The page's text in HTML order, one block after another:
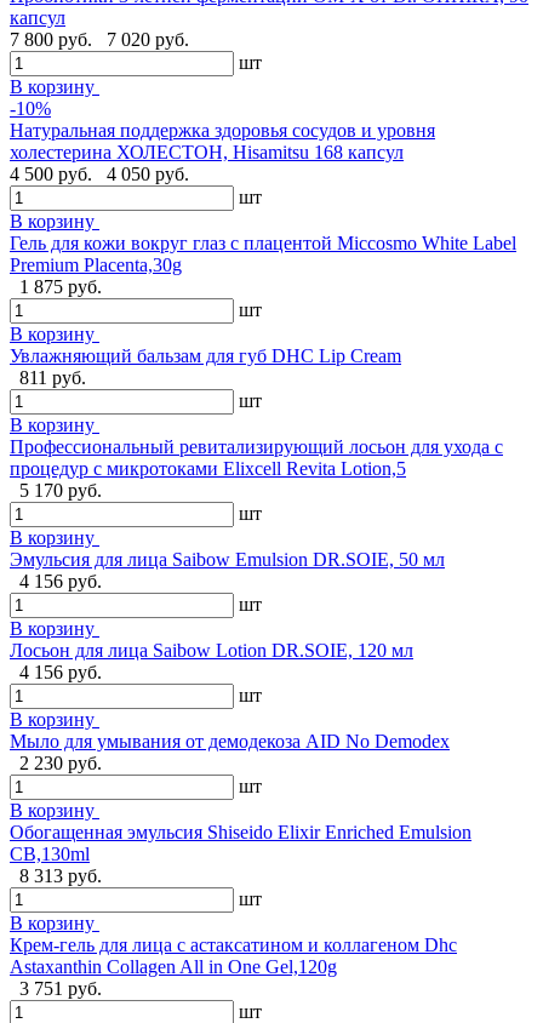
капсул
7 800 руб.
7 020 руб.
шт
В корзину
-10%
Натуральная поддержка здоровья сосудов и уровня
холестерина ХОЛЕСТОН, Hisamitsu 168 капсул
4 500 руб.
4 050 руб.
шт
В корзину
Гель для кожи вокруг глаз с плацентой Miccosmo White Label
Premium Placenta,30g
1 875 руб.
шт
В корзину
Увлажняющий бальзам для губ DHC Lip Cream
811 руб.
шт
В корзину
Профессиональный ревитализирующий лосьон для ухода с
процедур с микротоками Elixcell Revita Lotion,5
5 170 руб.
шт
В корзину
Эмульсия для лица Saibow Emulsion DR.SOIE, 50 мл
4 156 руб.
шт
В корзину
Лосьон для лица Saibow Lotion DR.SOIE, 120 мл
4 156 руб.
шт
В корзину
Мыло для умывания от демодекоза AID No Demodex
2 230 руб.
шт
В корзину
Обогащенная эмульсия Shiseido Elixir Enriched Emulsion
CB,130ml
8 313 руб.
шт
В корзину
Крем-гель для лица с астаксатином и коллагеном Dhc
Astaxanthin Collagen All in One Gel,120g
3 751 руб.
шт